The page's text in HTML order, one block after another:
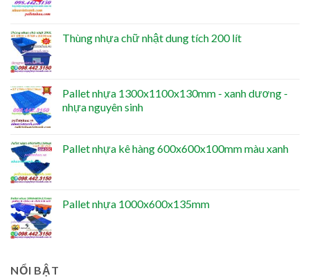
Thùng nhựa chữ nhật dung tích 200 lít
Pallet nhựa 1300x1100x130mm - xanh dương -
nhựa nguyên sinh
Pallet nhựa kê hàng 600x600x100mm màu xanh
Pallet nhựa 1000x600x135mm
NỔI BẬT